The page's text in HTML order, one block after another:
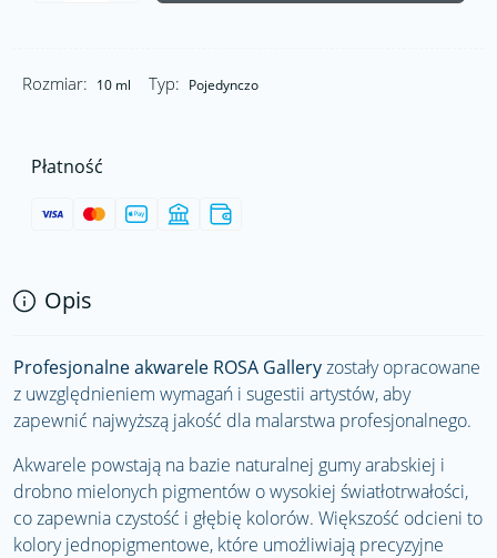
Rozmiar: 10 ml Typ: Pojedynczo
Płatność
Opis
Profesjonalne akwarele ROSA Galleryzostały opracowane
z uwzględnieniem wymagań i sugestii artystów, aby
zapewnić najwyższą jakość dla malarstwa profesjonalnego.
Akwarele powstają na bazie naturalnej gumy arabskiej i
drobno mielonych pigmentów o wysokiej światłotrwałości,
co zapewnia czystość i głębię kolorów. Większość odcieni to
kolory jednopigmentowe, które umożliwiają precyzyjne